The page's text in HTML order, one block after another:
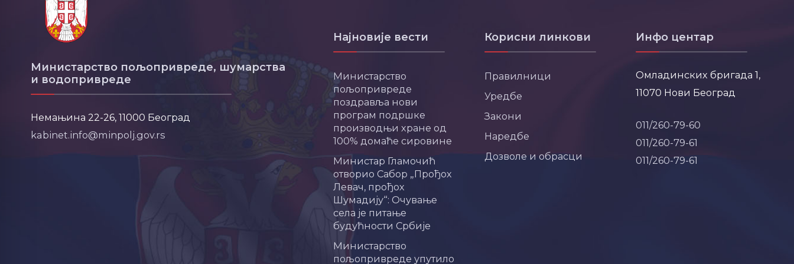
Министарство пољопривреде, шумарства
и водопривреде
Немањина 22-26, 11000 Београд
kabinet.info@minpolj.gov.rs
Најновије вести
Министарство
пољопривреде
поздравља нови
програм подршке
производњи хране од
100% домаће сировине
Министар Гламочић
отворио Сабор „Прођох
Левач, прођох
Шумадију“: Очување
села је питање
будућности Србије
Министарство
пољопривреде упутило
Корисни линкови
Правилници
Уредбе
Закони
Наредбе
Дозволе и обрасци
Инфо центар
Омладинских бригада 1,
11070 Нови Београд
011/260-79-60
011/260-79-61
011/260-79-61